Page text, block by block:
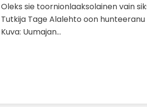
Oleks sie toornionlaaksolainen vain
Tutkija Tage Alalehto oon
Kuva: Uumajan…